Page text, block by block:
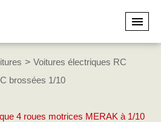
Voitures électriques RC
brossées 1/10
4 roues motrices MERAK à 1/10